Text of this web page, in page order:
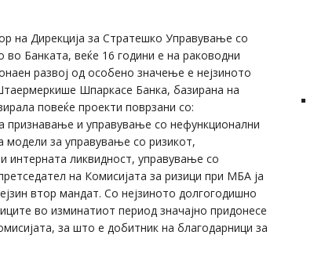
на Дирекција за Стратешко Управување со
Банката, веќе 16 години е на раководни
развој од особено значење е нејзиното
Шпаркасе Банка, базирана на
повеќе проекти поврзани со:
признавање и управување со нефункционални
за управување со ризикот,
интерната ликвидност, управување со
на Комисијата за ризици при МБА ја
втор мандат. Со нејзиното долгогодишно
во изминатиот период значајно придонесе
за што е добитник на благодарници за